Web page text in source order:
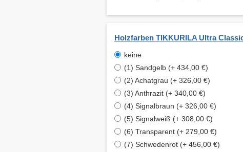
Holzfarben TIKKURILA Ultra
keine
(1) Sandgelb (+ 434,00 €)
(2) Achatgrau (+ 326,00 €)
(3) Anthrazit (+ 340,00 €)
(4) Signalbraun (+ 326,00 €)
(5) Signalweiß (+ 308,00 €)
(6) Transparent (+ 279,00 €)
(7) Schwedenrot (+ 456,00 €)